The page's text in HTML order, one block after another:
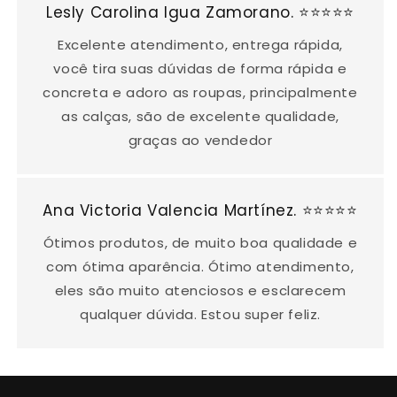
Lesly Carolina Igua Zamorano. ⭐⭐⭐⭐⭐
Excelente atendimento, entrega rápida,
você tira suas dúvidas de forma rápida e
concreta e adoro as roupas, principalmente
as calças, são de excelente qualidade,
graças ao vendedor
Ana Victoria Valencia Martínez. ⭐⭐⭐⭐⭐
Ótimos produtos, de muito boa qualidade e
com ótima aparência. Ótimo atendimento,
eles são muito atenciosos e esclarecem
qualquer dúvida. Estou super feliz.